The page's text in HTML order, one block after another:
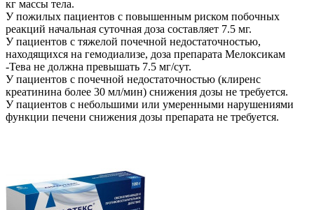
кг массы тела.
У пожилых пациентов с повышенным риском побочных
реакций начальная суточная доза составляет 7.5 мг.
У пациентов с тяжелой почечной недостаточностью,
находящихся на гемодиализе, доза препарата Мелоксикам
-Тева не должна превышать 7.5 мг/сут.
У пациентов с почечной недостаточностью (клиренс
креатинина более 30 мл/мин) снижения дозы не требуется.
У пациентов с небольшими или умеренными нарушениями
функции печени снижения дозы препарата не требуется.